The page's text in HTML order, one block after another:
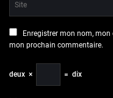
Enregistrer mon nom,
mon prochain commentaire.
deux × = dix